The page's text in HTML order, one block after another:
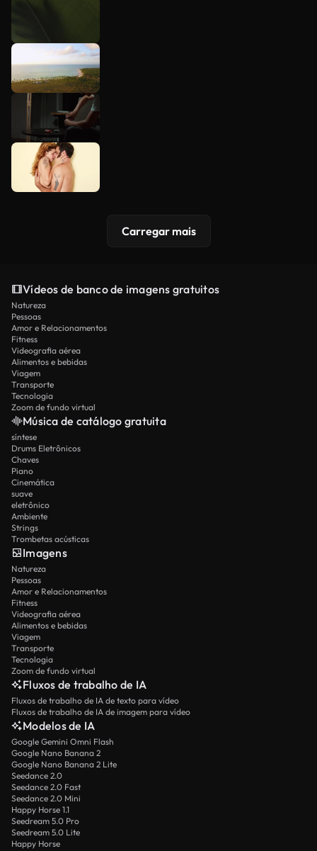
Carregar mais
Vídeos de banco de imagens gratuitos
Natureza
Pessoas
Amor e Relacionamentos
Fitness
Videografia aérea
Alimentos e bebidas
Viagem
Transporte
Tecnologia
Zoom de fundo virtual
Música de catálogo gratuita
síntese
Drums Eletrônicos
Chaves
Piano
Cinemática
suave
eletrônico
Ambiente
Strings
Trombetas acústicas
Imagens
Natureza
Pessoas
Amor e Relacionamentos
Fitness
Videografia aérea
Alimentos e bebidas
Viagem
Transporte
Tecnologia
Zoom de fundo virtual
Fluxos de trabalho de IA
Fluxos de trabalho de IA de texto para vídeo
Fluxos de trabalho de IA de imagem para vídeo
Modelos de IA
Google Gemini Omni Flash
Google Nano Banana 2
Google Nano Banana 2 Lite
Seedance 2.0
Seedance 2.0 Fast
Seedance 2.0 Mini
Happy Horse 1.1
Seedream 5.0 Pro
Seedream 5.0 Lite
Happy Horse